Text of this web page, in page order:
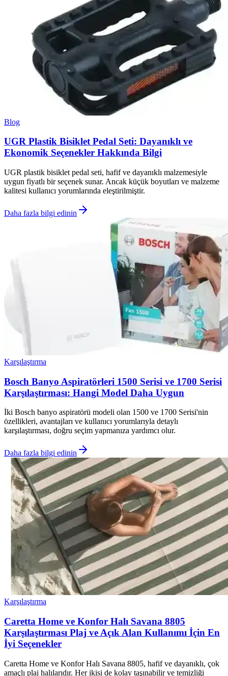
Blog
UGR Plastik Bisiklet Pedal Seti: Dayanıklı ve
Ekonomik Seçenekler Hakkında Bilgi
UGR plastik bisiklet pedal seti, hafif ve dayanıklı malzemesiyle
uygun fiyatlı bir seçenek sunar. Ancak küçük boyutları ve malzeme
kalitesi kullanıcı yorumlarında eleştirilmiştir.
Daha fazla bilgi edinin
Karşılaştırma
Bosch Banyo Aspiratörleri 1500 Serisi ve 1700 Serisi
Karşılaştırması: Hangi Model Daha Uygun
İki Bosch banyo aspiratörü modeli olan 1500 ve 1700 Serisi'nin
özellikleri, avantajları ve kullanıcı yorumlarıyla detaylı
karşılaştırması, doğru seçim yapmanıza yardımcı olur.
Daha fazla bilgi edinin
Karşılaştırma
Caretta Home ve Konfor Halı Savana 8805
Karşılaştırması Plaj ve Açık Alan Kullanımı İçin En
İyi Seçenekler
Caretta Home ve Konfor Halı Savana 8805, hafif ve dayanıklı, çok
amaçlı plaj halılarıdır. Her ikisi de kolay taşınabilir ve temizliği